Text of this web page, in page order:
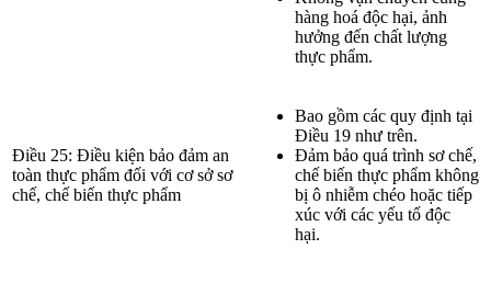
hàng hoá độc hại, ảnh
hưởng đến chất lượng
thực phẩm.
Điều 25: Điều kiện bảo đảm an
toàn thực phẩm đối với cơ sở sơ
chế, chế biến thực phẩm
Bao gồm các quy định tại
Điều 19 như trên.
Đảm bảo quá trình sơ chế,
chế biến thực phẩm không
bị ô nhiễm chéo hoặc tiếp
xúc với các yếu tố độc
hại.